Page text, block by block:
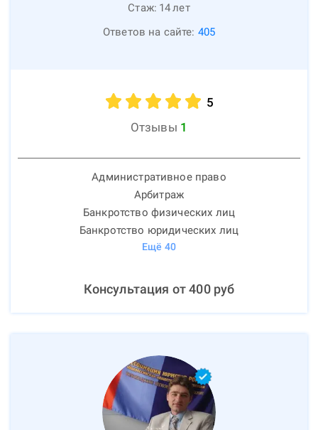
Стаж: 14лет
Ответов на сайте: 405
5
Отзывы 1
Административное право
Арбитраж
Банкротство физических лиц
Банкротство юридических лиц
Ещё 40
Консультация от400руб